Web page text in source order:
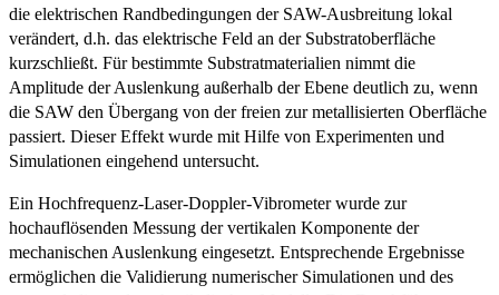
die elektrischen Randbedingungen der SAW-Ausbreitung lokal
verändert, d.h. das elektrische Feld an der Substratoberfläche
kurzschließt. Für bestimmte Substratmaterialien nimmt die
Amplitude der Auslenkung außerhalb der Ebene deutlich zu, wenn
die SAW den Übergang von der freien zur metallisierten Oberfläche
passiert. Dieser Effekt wurde mit Hilfe von Experimenten und
Simulationen eingehend untersucht.
Ein Hochfrequenz-Laser-Doppler-Vibrometer wurde zur
hochauflösenden Messung der vertikalen Komponente der
mechanischen Auslenkung eingesetzt. Entsprechende Ergebnisse
ermöglichen die Validierung numerischer Simulationen und des